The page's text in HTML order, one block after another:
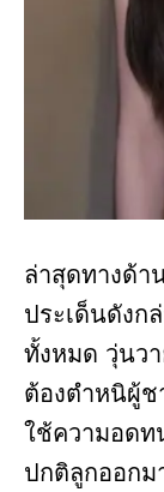
ล่าสุดทางด้า
ประเด็นดังก
ทั้งหมด วุ่นว
ต้องตำหนิผู้ช
ใช้ความอดท
ปกติลูกออกม